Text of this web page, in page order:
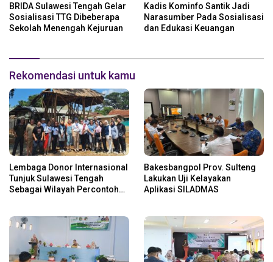
BRIDA Sulawesi Tengah Gelar
Sosialisasi TTG Dibeberapa
Sekolah Menengah Kejuruan
Kadis Kominfo Santik Jadi
Narasumber Pada Sosialisasi
dan Edukasi Keuangan
Rekomendasi untuk kamu
Lembaga Donor Internasional
Tunjuk Sulawesi Tengah
Sebagai Wilayah Percontohan
Bakesbangpol Prov. Sulteng
Lakukan Uji Kelayakan
Aplikasi SILADMAS